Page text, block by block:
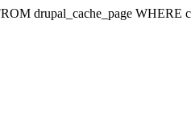
drupal_cache_page WHERE